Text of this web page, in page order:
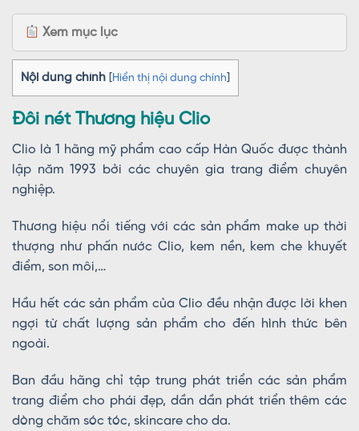
Xem mục lục
Nội dung chính Hiển thị nội dung chính
Đôi nét Thương hiệu Clio
Clio là 1 hãng mỹ phẩm cao cấp Hàn Quốc được thành
lập năm 1993 bởi các chuyên gia trang điểm chuyên
nghiệp.
Thương hiệu nổi tiếng với các sản phẩm make up thời
thượng như phấn nước Clio, kem nền, kem che khuyết
điểm, son môi,…
Hầu hết các sản phẩm của Clio đều nhận được lời khen
ngợi từ chất lượng sản phẩm cho đến hình thức bên
ngoài.
Ban đầu hãng chỉ tập trung phát triển các sản phẩm
trang điểm cho phái đẹp, dần dần phát triển thêm các
dòng chăm sóc tóc, skincare cho da.